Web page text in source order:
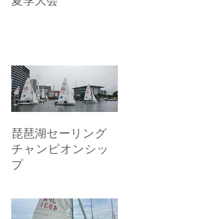
琵琶湖セーリング
チャンピオンシッ
プ